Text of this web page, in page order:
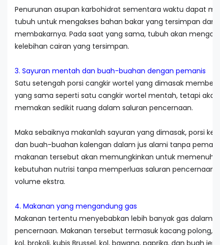
Penurunan asupan karbohidrat sementara waktu dapat
tubuh untuk mengakses bahan bakar yang tersimpan dan
membakarnya. Pada saat yang sama, tubuh akan
kelebihan cairan yang tersimpan.
3. Sayuran mentah dan buah-buahan dengan pemanis
Satu setengah porsi cangkir wortel yang dimasak
yang sama seperti satu cangkir wortel mentah, tetapi akan
memakan sedikit ruang dalam saluran pencernaan.
Maka sebaiknya makanlah sayuran yang dimasak, porsi
dan buah-buahan kalengan dalam jus alami tanpa
makanan tersebut akan memungkinkan untuk memenuhi
kebutuhan nutrisi tanpa memperluas saluran pencernaan
volume ekstra.
4. Makanan yang mengandung gas
Makanan tertentu menyebabkan lebih banyak gas dalam
pencernaan. Makanan tersebut termasuk kacang polong,
kol, brokoli, kubis Brussel, kol, bawang, paprika, dan buah